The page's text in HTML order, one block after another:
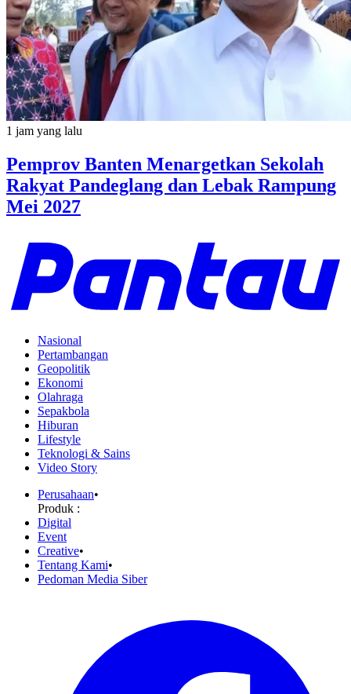
1 jam yang lalu
Pemprov Banten Menargetkan Sekolah
Rakyat Pandeglang dan Lebak Rampung
Mei 2027
Nasional
Pertambangan
Geopolitik
Ekonomi
Olahraga
Sepakbola
Hiburan
Lifestyle
Teknologi & Sains
Video Story
Perusahaan•
Produk :
Digital
Event
Creative•
Tentang Kami•
Pedoman Media Siber